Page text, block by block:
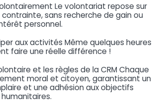
Le volontariat repose sur
contrainte, sans recherche de gain ou
personnel.
aux activités Même quelques heures
faire une réelle différence !
et les règles de la CRM Chaque
moral et citoyen, garantissant un
et une adhésion aux objectifs
humanitaires.